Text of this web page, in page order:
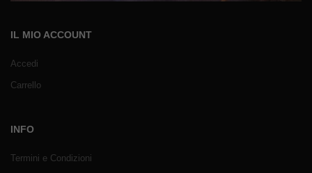
IL MIO ACCOUNT
Accedi
Carrello
INFO
Termini e Condizioni